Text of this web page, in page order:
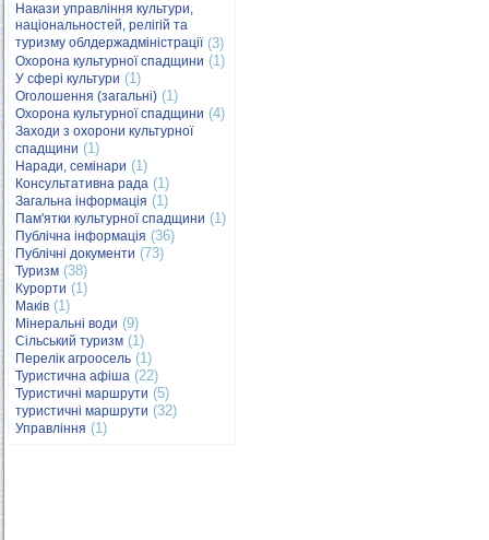
Накази управління культури,
національностей, релігій та
туризму облдержадміністрації(3)
Охорона культурної спадщини (1)
У сфері культури (1)
Оголошення (загальні) (1)
Охорона культурної спадщини (4)
Заходи з охорони культурної
спадщини (1)
Наради, семінари (1)
Консультативна рада (1)
Загальна інформація (1)
Пам'ятки культурної спадщини (1)
Публічна інформація (36)
Публічні документи (73)
Туризм (38)
Курорти (1)
Маків (1)
Мінеральні води (9)
Сільський туризм (1)
Перелік агроосель (1)
Туристична афіша (22)
Туристичні маршрути (5)
туристичні маршрути (32)
Управління (1)